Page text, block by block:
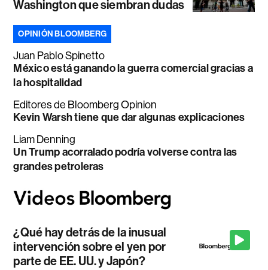
Washington que siembran dudas
OPINIÓN BLOOMBERG
Juan Pablo Spinetto
México está ganando la guerra comercial gracias a
la hospitalidad
Editores de Bloomberg Opinion
Kevin Warsh tiene que dar algunas explicaciones
Liam Denning
Un Trump acorralado podría volverse contra las
grandes petroleras
¿Qué hay detrás de la inusual
intervención sobre el yen por
parte de EE. UU. y Japón?